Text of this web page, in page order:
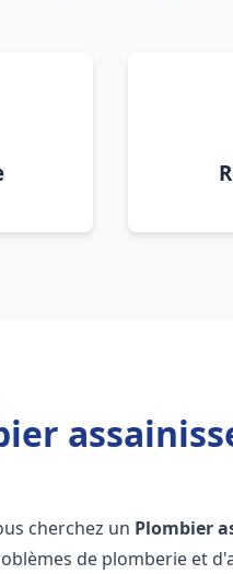
cherchez un Plombier
de plomberie et